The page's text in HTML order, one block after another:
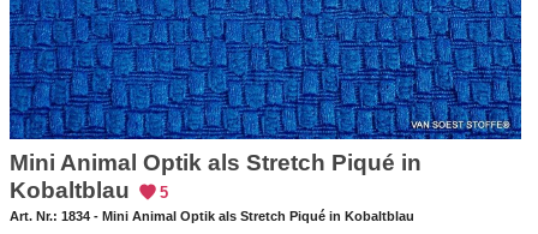
Mini Animal Optik als Stretch Piqué in
Kobaltblau
5
Art. Nr.: 1834 - Mini Animal Optik als Stretch Piqué in Kobaltblau